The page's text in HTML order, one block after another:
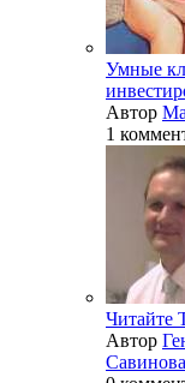
Умные
Автор
1
Читайте
Автор
Савинова